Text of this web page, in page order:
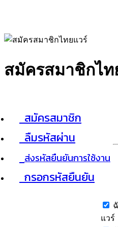
สมัครสมาชิกไท
สมัครสมาชิก
ลืมรหัสผ่าน
ส่งรหัสยืนยันการใช้งาน
กรอกรหัสยืนยัน
แวร์